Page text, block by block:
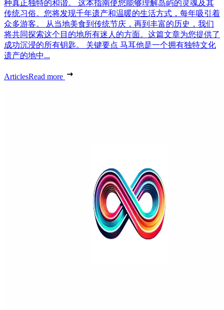
种真正独特的和谐。 这本指南使您能够理解岛屿的灵魂及其
传统习俗。您将发现千年遗产和温暖的生活方式，每年吸引着
众多游客。 从当地美食到传统节庆，再到丰富的历史，我们
将共同探索这个目的地所有迷人的方面。这篇文章为您提供了
成功沉浸的所有钥匙。 关键要点 马耳他是一个拥有独特文化
遗产的地中...
ArticlesRead more